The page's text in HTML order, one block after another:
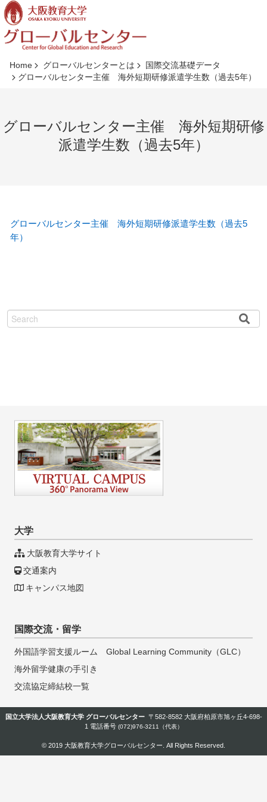
ツ
へ
プ
Home グローバルセンターとは
国際交流基礎データ
グローバルセンター主催 海外短期研修派遣学生数（過去5年）
グローバルセンター主催 海外短期研修
派遣学生数（過去5年）
グローバルセンター主催 海外短期研修派遣学生数（過去5
年）
検
索
大学
大阪教育大学サイト
交通案内
キャンパス地図
国際交流・留学
外国語学習支援ルーム Global Learning Community（GLC）
海外留学健康の手引き
交流協定締結校一覧
国立大学法人大阪教育大学 グローバルセンター〒582-8582 大阪府柏原市旭ヶ丘4-698-
1 電話番号 (072)976-3211（代表）
© 2019 大阪教育大学グローバルセンター . All Rights Reserved.